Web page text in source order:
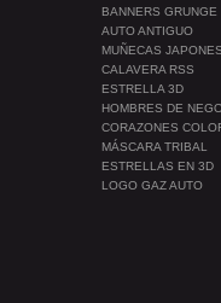
BANNERS GRUNGE
AUTO ANTIGUO
MUÑECAS
CALAVERA RSS
ESTRELLA 3D
HOMBRES DE
CORAZONES
MÁSCARA TRIBAL
ESTRELLAS EN 3D
LOGO GAZ AUTO